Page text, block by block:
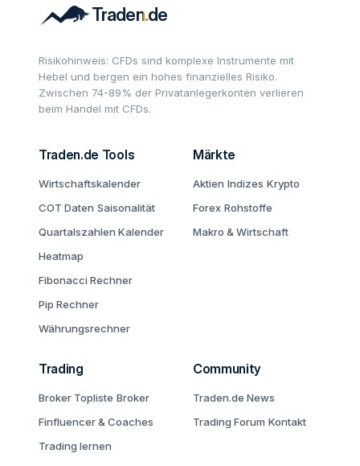
Risikohinweis: CFDs sind komplexe Instrumente mit
Hebel und bergen ein hohes finanzielles Risiko.
Zwischen 74-89% der Privatanlegerkonten verlieren
beim Handel mit CFDs.
Traden.de Tools
Wirtschaftskalender
COT Daten Saisonalität
Quartalszahlen Kalender
Heatmap
Fibonacci Rechner
Pip Rechner
Währungsrechner
Märkte
Aktien Indizes Krypto
Forex Rohstoffe
Makro & Wirtschaft
Trading
Broker Topliste Broker
Finfluencer & Coaches
Trading lernen
Community
Traden.de News
Trading Forum Kontakt